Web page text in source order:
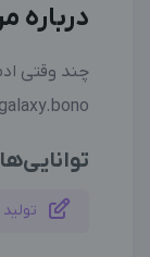
درباره
چند وقتی
galaxy.bono